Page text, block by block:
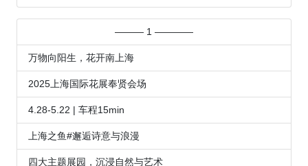
——— 1 ————
万物向阳生，花开南上海
2025上海国际花展奉贤会场
4.28-5.22 | 车程15min
上海之鱼#邂逅诗意与浪漫
四大主题展园，沉浸自然与艺术